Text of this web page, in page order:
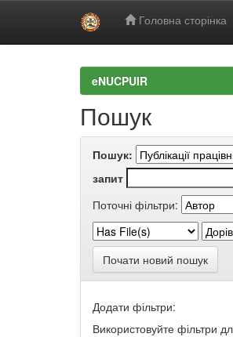
Головна сторінка
eNUCPUIR
Пошук
Пошук:
запит
Поточні фільтри:
Почати новий пошук
Додати фільтри:
Використовуйте фільтри